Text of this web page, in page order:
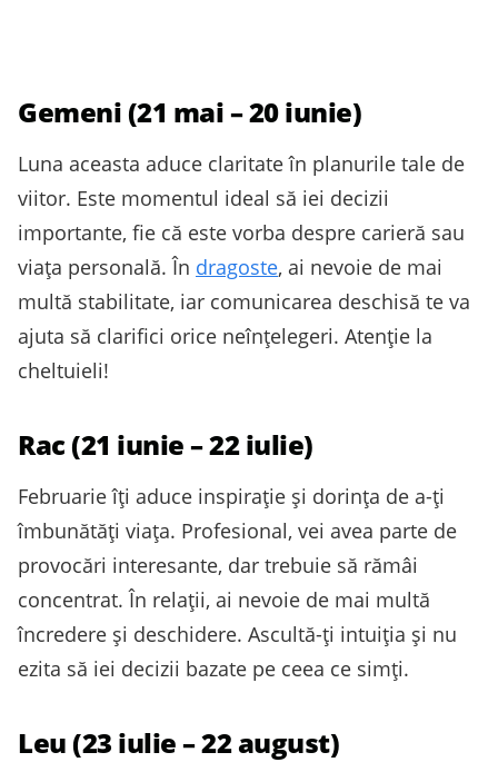
Gemeni (21 mai – 20 iunie)
Luna aceasta aduce claritate în planurile tale de
viitor. Este momentul ideal să iei decizii
importante, fie că este vorba despre carieră sau
viața personală. În dragoste, ai nevoie de mai
multă stabilitate, iar comunicarea deschisă te va
ajuta să clarifici orice neînțelegeri. Atenție la
cheltuieli!
Rac (21 iunie – 22 iulie)
Februarie îți aduce inspirație și dorința de a-ți
îmbunătăți viața. Profesional, vei avea parte de
provocări interesante, dar trebuie să rămâi
concentrat. În relații, ai nevoie de mai multă
încredere și deschidere. Ascultă-ți intuiția și nu
ezita să iei decizii bazate pe ceea ce simți.
Leu (23 iulie – 22 august)